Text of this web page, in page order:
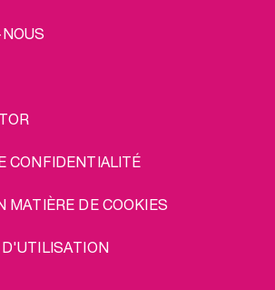
CONFIDENTIALITÉ
MATIÈRE DE COOKIES